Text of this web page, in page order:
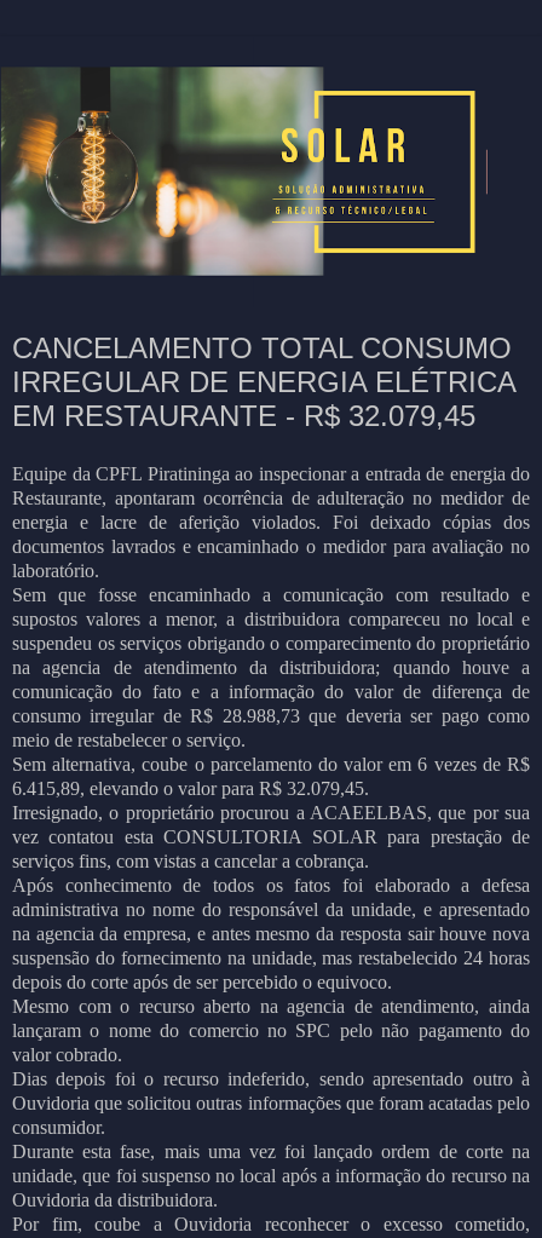
CANCELAMENTO TOTAL CONSUMO
IRREGULAR DE ENERGIA ELÉTRICA
EM RESTAURANTE - R$ 32.079,45
Equipe da CPFL Piratininga ao inspecionar a entrada de energia do
Restaurante, apontaram ocorrência de adulteração no medidor de
energia e lacre de aferição violados. Foi deixado cópias dos
documentos lavrados e encaminhado o medidor para avaliação no
laboratório.
Sem que fosse encaminhado a comunicação com resultado e
supostos valores a menor, a distribuidora compareceu no local e
suspendeu os serviços obrigando o comparecimento do proprietário
na agencia de atendimento da distribuidora; quando houve a
comunicação do fato e a informação do valor de diferença de
consumo irregular de R$ 28.988,73 que deveria ser pago como
meio de restabelecer o serviço.
Sem alternativa, coube o parcelamento do valor em 6 vezes de R$
6.415,89, elevando o valor para R$ 32.079,45.
Irresignado, o proprietário procurou a ACAEELBAS, que por sua
vez contatou esta CONSULTORIA SOLAR para prestação de
serviços fins, com vistas a cancelar a cobrança.
Após conhecimento de todos os fatos foi elaborado a defesa
administrativa no nome do responsável da unidade, e apresentado
na agencia da empresa, e antes mesmo da resposta sair houve nova
suspensão do fornecimento na unidade, mas restabelecido 24 horas
depois do corte após de ser percebido o equivoco.
Mesmo com o recurso aberto na agencia de atendimento, ainda
lançaram o nome do comercio no SPC pelo não pagamento do
valor cobrado.
Dias depois foi o recurso indeferido, sendo apresentado outro à
Ouvidoria que solicitou outras informações que foram acatadas pelo
consumidor.
Durante esta fase, mais uma vez foi lançado ordem de corte na
unidade, que foi suspenso no local após a informação do recurso na
Ouvidoria da distribuidora.
Por fim, coube a Ouvidoria reconhecer o excesso cometido,